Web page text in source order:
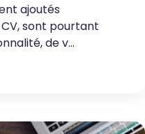
ajoutés
sont pourtant
de v...